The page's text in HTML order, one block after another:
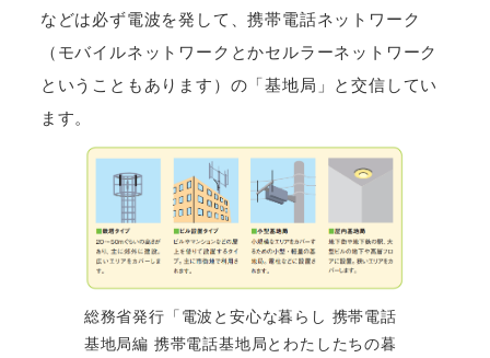
などは必ず電波を発して、携帯電話ネットワーク
（モバイルネットワークとかセルラーネットワーク
ということもあります）の「基地局」と交信してい
ます。
総務省発行「電波と安心な暮らし 携帯電話
基地局編 携帯電話基地局とわたしたちの暮